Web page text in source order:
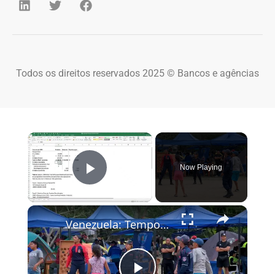
Todos os direitos reservados 2025 © Bancos e agências
×
Play Video
Now Playing
×
Venezuela: Temporary camp shelters families after twin earthquakes in Venezuela.